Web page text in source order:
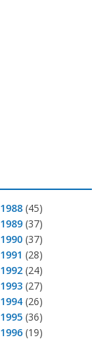
1988 (45)
1989 (37)
1990 (37)
1991 (28)
1992 (24)
1993 (27)
1994 (26)
1995 (36)
1996 (19)